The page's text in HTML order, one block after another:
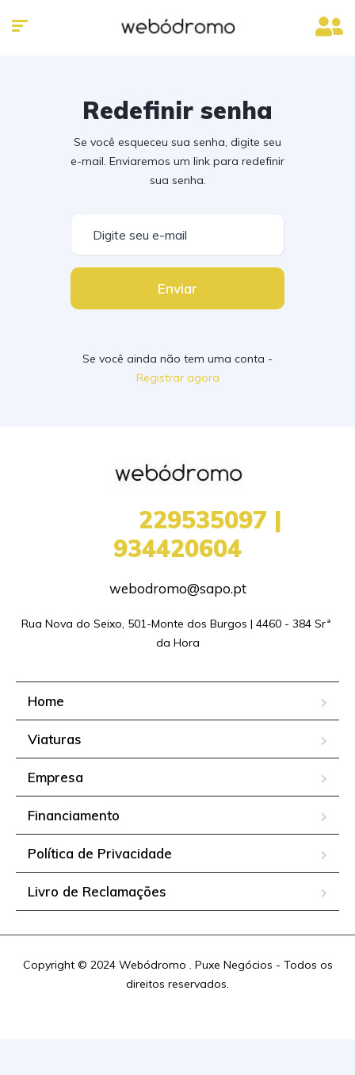
Redefinir senha
Se você esqueceu sua senha, digite seu
e-mail. Enviaremos um link para redefinir
sua senha.
Enviar
Se você ainda não tem uma conta -
Registrar agora
229535097 |
934420604
webodromo@sapo.pt
Rua Nova do Seixo, 501-Monte dos Burgos | 4460 - 384 Srª
da Hora
Home
Viaturas
Empresa
Financiamento
Política de Privacidade
Livro de Reclamações
Copyright © 2024 Webódromo . Puxe Negócios - Todos os
direitos reservados.